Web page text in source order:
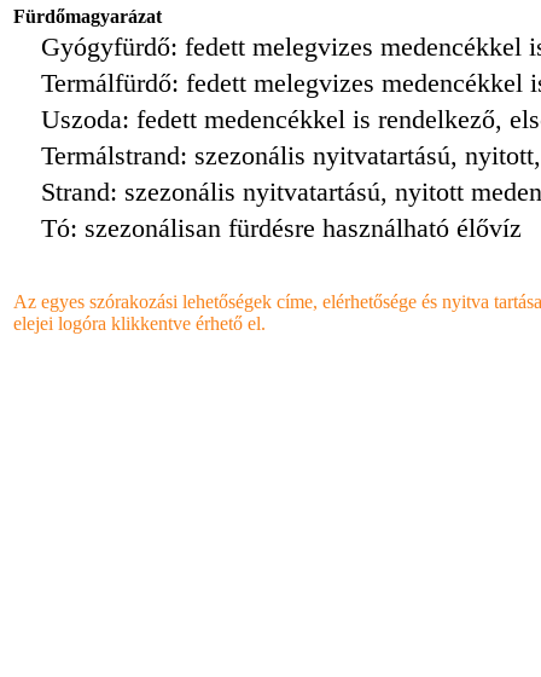
Fürdőmagyarázat
Gyógyfürdő: fedett melegvizes medencékkel
Termálfürdő: fedett melegvizes medencékkel
Uszoda: fedett medencékkel is rendelkező,
Termálstrand: szezonális nyitvatartású,
Strand: szezonális nyitvatartású, nyitott
Tó: szezonálisan fürdésre használható élővíz
Az egyes szórakozási lehetőségek címe, elérhetősége és nyitva
elejei logóra klikkentve érhető el.